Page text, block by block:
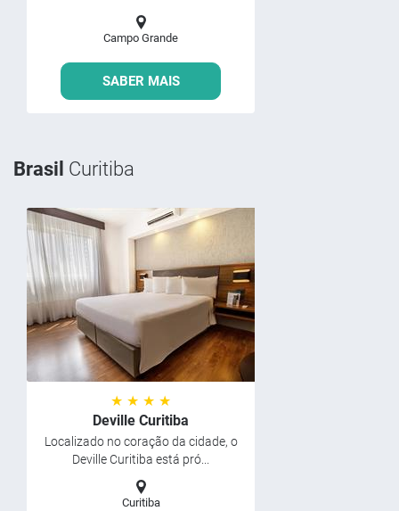
Campo Grande
SABER MAIS
Brasil Curitiba
★ ★ ★ ★
Deville Curitiba
Localizado no coração da cidade, o
Deville Curitiba está pró...
Curitiba